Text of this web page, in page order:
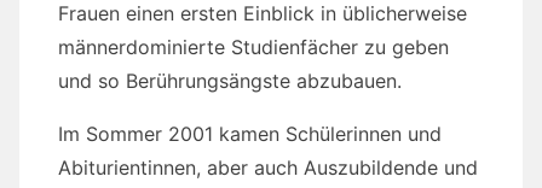
Frauen einen ersten Einblick in üblicherweise
männerdominierte Studienfächer zu geben
und so Berührungsängste abzubauen.
Im Sommer 2001 kamen Schülerinnen und
Abiturientinnen, aber auch Auszubildende und